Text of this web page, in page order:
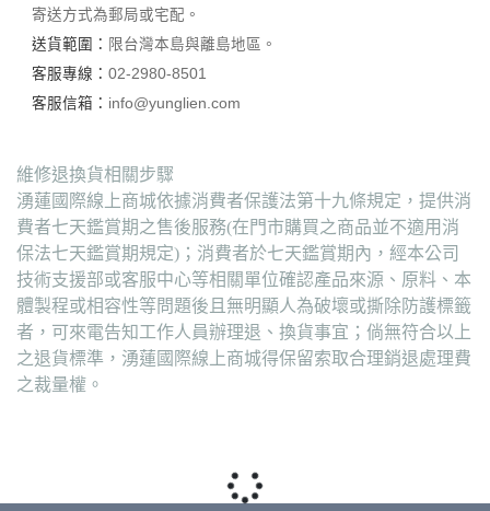
寄送方式為郵局或宅配。
送貨範圍： 限台灣本島與離島地區。
客服專線： 02-2980-8501
客服信箱： info@yunglien.com
維修退換貨相關步驟
湧蓮國際線上商城依據消費者保護法第十九條規定，提供消
費者七天鑑賞期之售後服務(在門市購買之商品並不適用消
保法七天鑑賞期規定)；消費者於七天鑑賞期內，經本公司
技術支援部或客服中心等相關單位確認產品來源、原料、本
體製程或相容性等問題後且無明顯人為破壞或撕除防護標籤
者，可來電告知工作人員辦理退、換貨事宜；倘無符合以上
之退貨標準，湧蓮國際線上商城得保留索取合理銷退處理費
之裁量權。